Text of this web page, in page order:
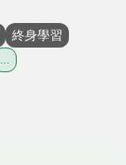
終身學習